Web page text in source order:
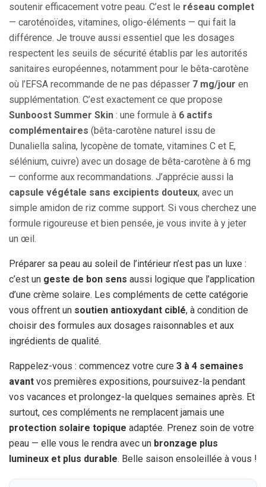
soutenir efficacement votre peau. C’est le réseau complet
— caroténoïdes, vitamines, oligo-éléments — qui fait la
différence. Je trouve aussi essentiel que les dosages
respectent les seuils de sécurité établis par les autorités
sanitaires européennes, notamment pour le bêta-carotène
où l’EFSA recommande de ne pas dépasser 7 mg/jour en
supplémentation. C’est exactement ce que propose
Sunboost Summer Skin : une formule à 6 actifs
complémentaires (bêta-carotène naturel issu de
Dunaliella salina, lycopène de tomate, vitamines C et E,
sélénium, cuivre) avec un dosage de bêta-carotène à 6 mg
— conforme aux recommandations. J’apprécie aussi la
capsule végétale sans excipients douteux, avec un
simple amidon de riz comme support. Si vous cherchez une
formule rigoureuse et bien pensée, je vous invite à y jeter
un œil.
Préparer sa peau au soleil de l’intérieur n’est pas un luxe :
c’est un geste de bon sens aussi logique que l’application
d’une crème solaire. Les compléments de cette catégorie
vous offrent un soutien antioxydant ciblé, à condition de
choisir des formules aux dosages raisonnables et aux
ingrédients de qualité.
Rappelez-vous : commencez votre cure 3 à 4 semaines
avant vos premières expositions, poursuivez-la pendant
vos vacances et prolongez-la quelques semaines après. Et
surtout, ces compléments ne remplacent jamais une
protection solaire topique adaptée. Prenez soin de votre
peau — elle vous le rendra avec un bronzage plus
lumineux et plus durable. Belle saison ensoleillée à vous !